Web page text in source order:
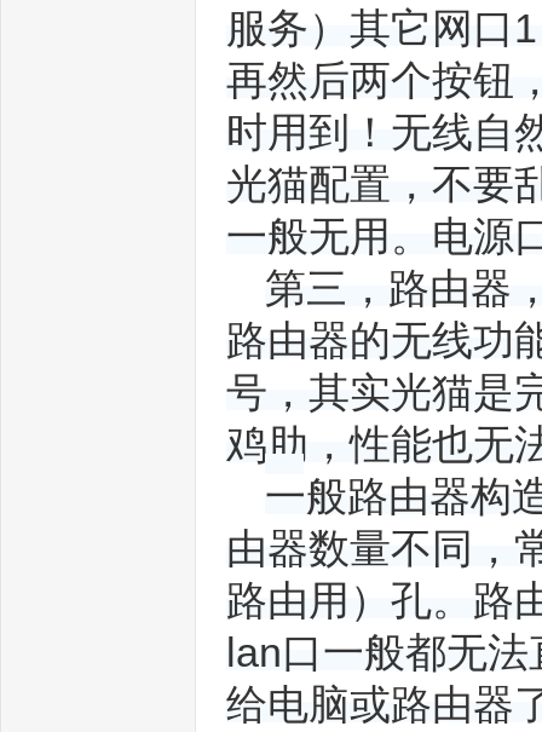
服务）其它网口
再然后两个按钮
时用到！无线自
光猫配置，不要
一般无用。电源
第三，路由器
路由器的无线功
号，其实光猫是
鸡肋，性能也无
一般路由器构
由器数量不同，
路由用）孔。路
lan口一般都无
给电脑或路由器